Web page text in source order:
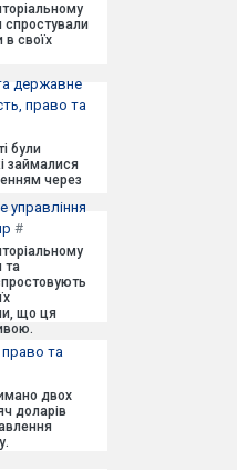
спростували
своїх
державне
право та
були
займалися
через
управління
#
та
що ця
право та
двох
доларів